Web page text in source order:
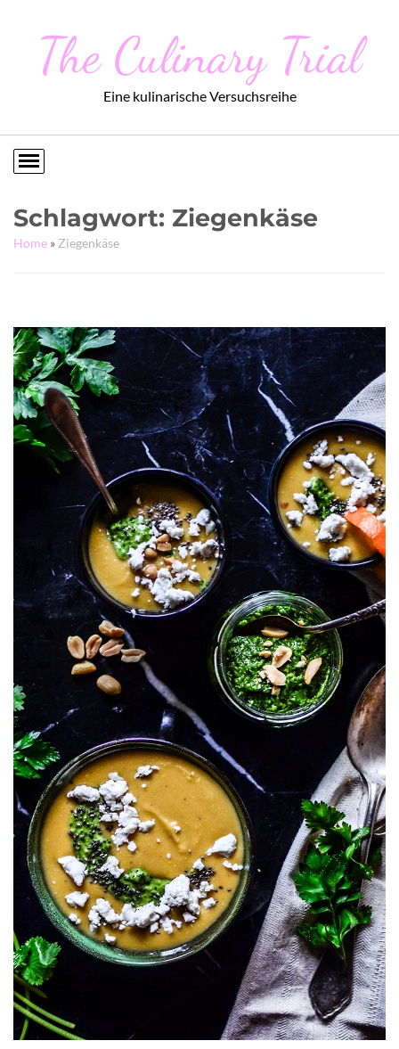
The Culinary Trial
Eine kulinarische Versuchsreihe
Schlagwort: Ziegenkäse
Home » Ziegenkäse